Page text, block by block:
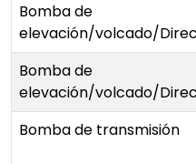
Bomba de
elevación/volcado/
Bomba de
elevación/volcado/
Bomba de transmisión